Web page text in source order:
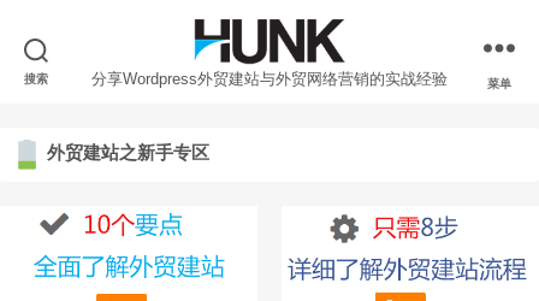
搜索 分享Wordpress外贸建站与外贸网络营销的实战经验 菜单
外贸建站之新手专区